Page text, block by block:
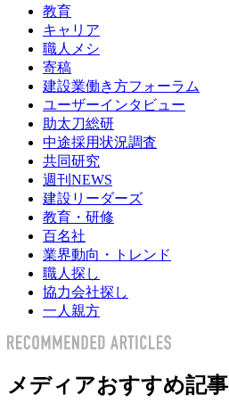
教育
キャリア
職人メシ
寄稿
建設業働き方フォーラム
ユーザーインタビュー
助太刀総研
中途採用状況調査
共同研究
週刊NEWS
建設リーダーズ
教育・研修
百名社
業界動向・トレンド
職人探し
協力会社探し
一人親方
メディアおすすめ記事